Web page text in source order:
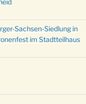
Sachsen-Siedlung in
im Stadtteilhaus